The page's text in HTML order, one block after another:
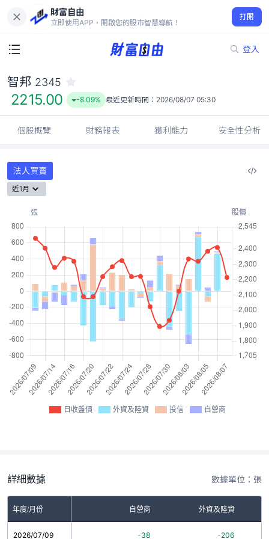
財富自由
立即使用APP，開啟您的股市智慧導航！
打開
登入
2215.00
-8.09%
智邦 2345
2215.00 -8.09% 最近更新時間： 2026/08/07 05:30
個股概覽 財務報表 獲利能力 安全性分析
法人買賣
近1月
日收盤價 外資及陸資 投信 自營商
詳細數據 數據單位：張
年度/月份 自營商 外資及陸資
2026/07/09 -38 -206